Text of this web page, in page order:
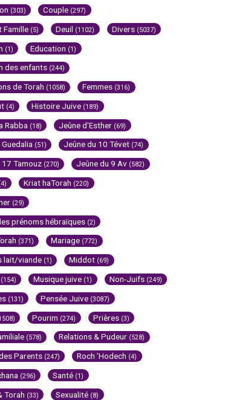
(303) Couple (297)
Famille (5) Deuil (1102) Divers (5037)
(1) Education (1)
des enfants (244)
de Torah (1058) Femmes (316)
(4) Histoire Juive (189)
Rabba (18) Jeûne d'Esther (69)
(51) Jeûne du 10 Tévet (74)
17 Tamouz (270) Jeûne du 9 Av (582)
Kriat haTorah (220)
(29)
prénoms hébraïques (2)
(371) Mariage (772)
lait/viande (1) Middot (69)
(154) Musique juive (1) Non-Juifs (249)
(131) Pensée Juive (3087)
Pourim (274) Prières (3)
(578) Relations & Pudeur (528)
Parents (247) Roch 'Hodech (4)
(296) Santé (1)
Torah (33) Sexualité (8)